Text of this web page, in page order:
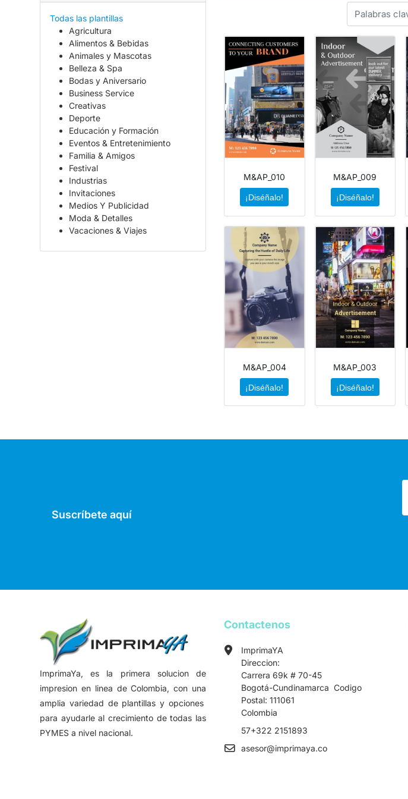
Todas las plantillas
Agricultura
Alimentos & Bebidas
Animales y Mascotas
Belleza & Spa
Bodas y Aniversario
Business Service
Creativas
Deporte
Educación y Formación
Eventos & Entretenimiento
Familia & Amigos
Festival
Industrias
Invitaciones
Medios Y Publicidad
Moda & Detalles
Vacaciones & Viajes
M&AP_010
¡Diséñalo!
M&AP_009
¡Diséñalo!
M&AP_004
¡Diséñalo!
M&AP_003
¡Diséñalo!
Suscríbete aquí
ImprimaYa, es la primera solucion de
impresion en linea de Colombia, con una
amplia variedad de plantillas y opciones
para ayudarle al crecimiento de todas las
PYMES a nivel nacional.
Contactenos
ImprimaYA
Direccion:
Carrera 69k # 70-45
Bogotá-Cundinamarca Codigo
Postal: 111061
Colombia
57+322 2151893
asesor@imprimaya.co